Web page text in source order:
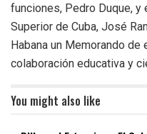
funciones, Pedro Duque, y
Superior de Cuba, José
Habana un Memorando de
colaboración educativa y
You might also like